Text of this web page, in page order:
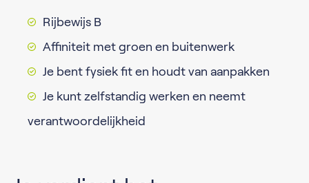
Rijbewijs B
Affiniteit met groen en buitenwerk
Je bent fysiek fit en houdt van aanpakken
Je kunt zelfstandig werken en neemt
verantwoordelijkheid